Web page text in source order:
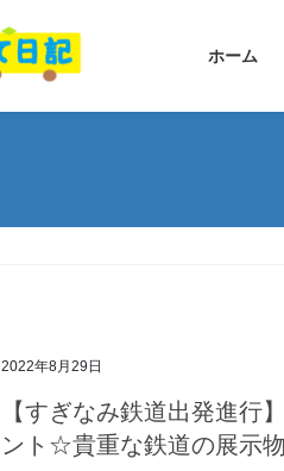
ホーム
2022年8月29日
【すぎなみ鉄道出発進行
ント☆貴重な鉄道の展示